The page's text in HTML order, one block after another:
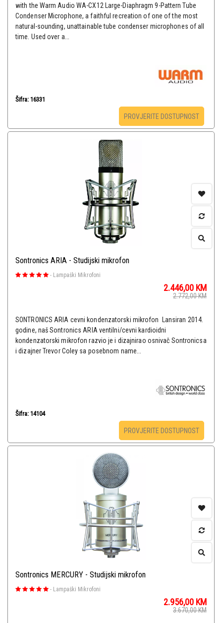
with the Warm Audio WA-CX12 Large-Diaphragm 9-Pattern Tube
Condenser Microphone, a faithful recreation of one of the most
natural-sounding, unattainable tube condenser microphones of all
time. Used over a...
Šifra: 16331
PROVJERITE DOSTUPNOST
Sontronics ARIA - Studijski mikrofon
- Lampaški Mikrofoni
2.446,00 KM
2.772,00KM
SONTRONICS ARIA cevni kondenzatorski mikrofon Lansiran 2014.
godine, naš Sontronics ARIA ventilni/cevni kardioidni
kondenzatorski mikrofon razvio je i dizajnirao osnivač Sontronicsa
i dizajner Trevor Coley sa posebnom name...
Šifra: 14104
PROVJERITE DOSTUPNOST
Sontronics MERCURY - Studijski mikrofon
- Lampaški Mikrofoni
2.956,00 KM
3.670,00KM